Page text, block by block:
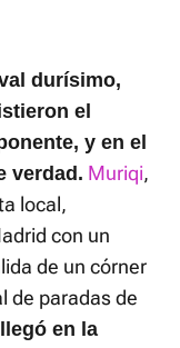
durísimo,
el
y en el
verdad. Muriqi,
local,
con un
de un córner
de paradas de
en la